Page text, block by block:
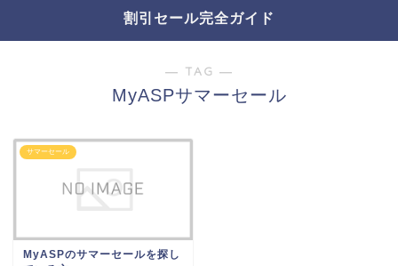
割引セール完全ガイド
― TAG ―
MyASPサマーセール
サマーセール
MyASPのサマーセールを探し